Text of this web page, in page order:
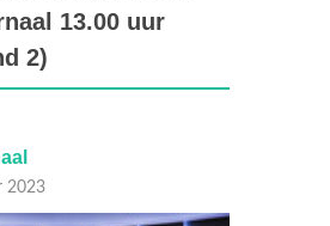
13.00 uur
2)